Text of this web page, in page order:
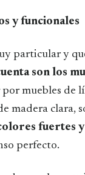
y funcionales
particular y
son los
por muebles de
madera clara,
fuertes
perfecto.